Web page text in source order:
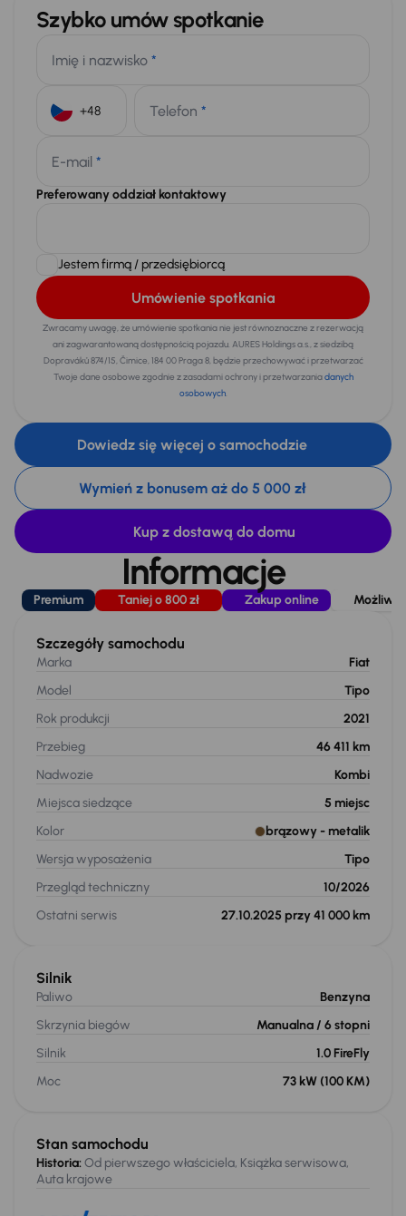
Szybko umów spotkanie
Imię i nazwisko *
Telefon *
E-mail *
Preferowany oddział kontaktowy
Jestem firmą / przedsiębiorcą
Umówienie spotkania
Zwracamy uwagę, że umówienie spotkania nie jest równoznaczne z rezerwacją
ani zagwarantowaną dostępnością pojazdu. AURES Holdings a.s., z siedzibą
Dopraváků 874/15, Čimice, 184 00 Praga 8, będzie przechowywać i przetwarzać
Twoje dane osobowe zgodnie z zasadami ochrony i przetwarzaniadanych
osobowych.
Dowiedz się więcej o samochodzie
Wymień z bonusem aż do 5 000 zł
Kup z dostawą do domu
Informacje
Premium Taniej o 800 zł Zakup online
Szczegóły samochodu
Marka
Fiat
Model
Tipo
Rok produkcji
2021
Przebieg
46 411 km
Nadwozie
Kombi
Miejsca siedzące
5 miejsc
Kolor
brązowy - metalik
Wersja wyposażenia
Tipo
Przegląd techniczny
10/2026
Ostatni serwis
27.10.2025 przy 41 000 km
Stan samochodu
Historia:Od pierwszego właściciela, Książka serwisowa,
Auta krajowe
Silnik
Paliwo
Benzyna
Skrzynia biegów
Manualna / 6 stopni
Silnik
1.0 FireFly
Moc
73 kW (100 KM)